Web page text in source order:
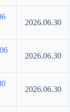
2026.06.30
2026.06.30
2026.06.30